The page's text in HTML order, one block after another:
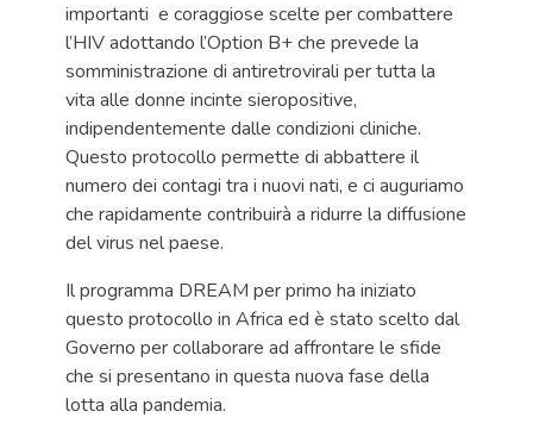
importanti e coraggiose scelte per combattere
l’HIV adottando l’Option B+ che prevede la
somministrazione di antiretrovirali per tutta la
vita alle donne incinte sieropositive,
indipendentemente dalle condizioni cliniche.
Questo protocollo permette di abbattere il
numero dei contagi tra i nuovi nati, e ci auguriamo
che rapidamente contribuirà a ridurre la diffusione
del virus nel paese.
Il programma DREAM per primo ha iniziato
questo protocollo in Africa ed è stato scelto dal
Governo per collaborare ad affrontare le sfide
che si presentano in questa nuova fase della
lotta alla pandemia.